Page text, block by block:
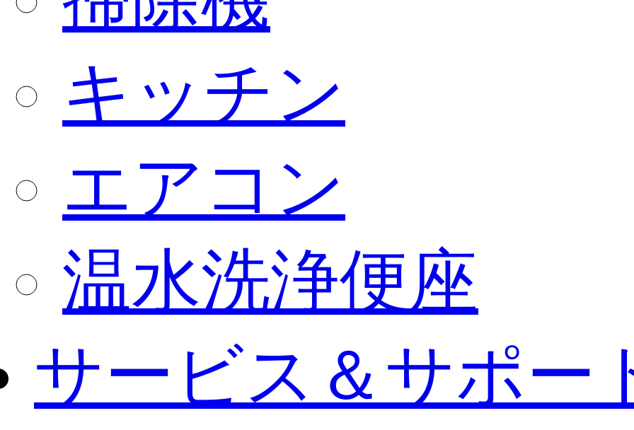
キッチン
エアコン
温水洗浄便座
サービス＆サポー